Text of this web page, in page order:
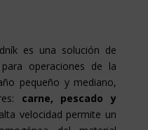
es una solución de
operaciones de la
pequeño y mediano,
carne, pescado y
velocidad permite un